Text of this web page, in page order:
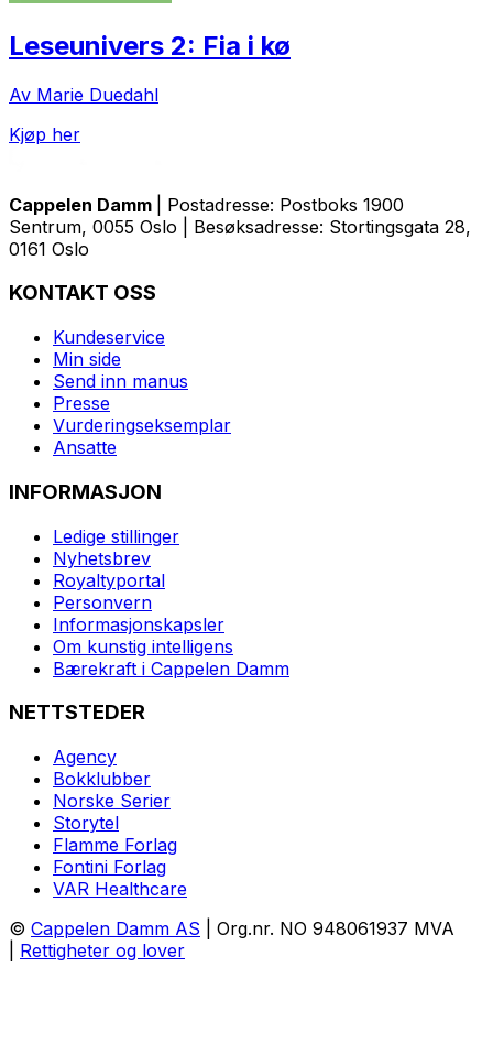
Leseunivers 2: Fia i kø
Av Marie Duedahl
Kjøp her
Cappelen Damm
| Postadresse: Postboks 1900
Sentrum, 0055 Oslo | Besøksadresse: Stortingsgata 28,
0161 Oslo
KONTAKT OSS
Kundeservice
Min side
Send inn manus
Presse
Vurderingseksemplar
Ansatte
INFORMASJON
Ledige stillinger
Nyhetsbrev
Royaltyportal
Personvern
Informasjonskapsler
Om kunstig intelligens
Bærekraft i Cappelen Damm
NETTSTEDER
Agency
Bokklubber
Norske Serier
Storytel
Flamme Forlag
Fontini Forlag
VAR Healthcare
© Cappelen Damm AS | Org.nr. NO 948061937 MVA
Rettigheter og lover